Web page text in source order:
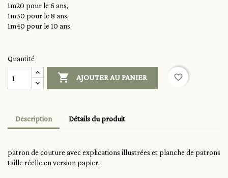
1m20 pour le 6 ans,
1m30 pour le 8 ans,
1m40 pour le 10 ans.
Quantité
 AJOUTER AU PANIER favorite_border
Description Détails du produit
patron de couture avec explications illustrées et planche de patrons
taille réelle en version papier.